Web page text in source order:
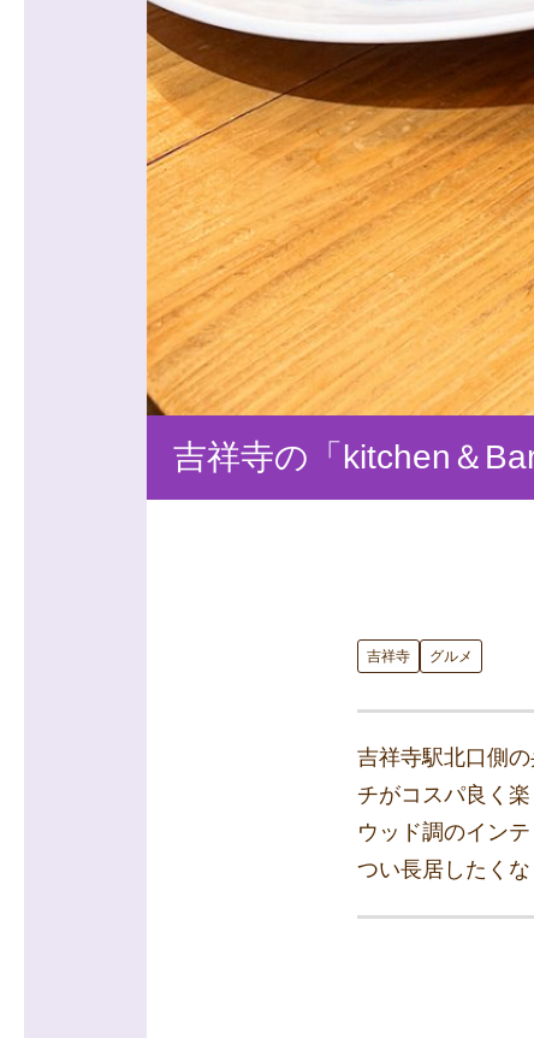
吉祥寺の「kitchen＆
吉祥寺 グルメ
吉祥寺駅北口側
チがコスパ良く楽
ウッド調のイン
つい長居したくな